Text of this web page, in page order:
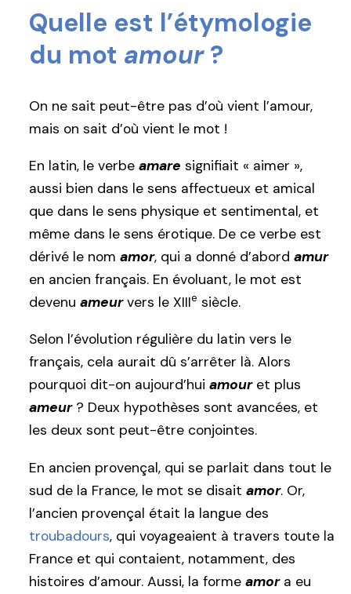
Quelle est l’étymologie
du mot amour?
On ne sait peut-être pas d’où vient l’amour,
mais on sait d’où vient le mot !
En latin, le verbe amare signifiait « aimer »,
aussi bien dans le sens affectueux et amical
que dans le sens physique et sentimental, et
même dans le sens érotique. De ce verbe est
dérivé le nom amor, qui a donné d’abord amur
en ancien français. En évoluant, le mot est
devenu ameurvers le XIIIe siècle.
Selon l’évolution régulière du latin vers le
français, cela aurait dû s’arrêter là. Alors
pourquoi dit-on aujourd’hui amouret plus
ameur? Deux hypothèses sont avancées, et
les deux sont peut-être conjointes.
En ancien provençal, qui se parlait dans tout le
sud de la France, le mot se disait amor. Or,
l’ancien provençal était la langue des
troubadours, qui voyageaient à travers toute la
France et qui contaient, notamment, des
histoires d’amour. Aussi, la forme amora eu